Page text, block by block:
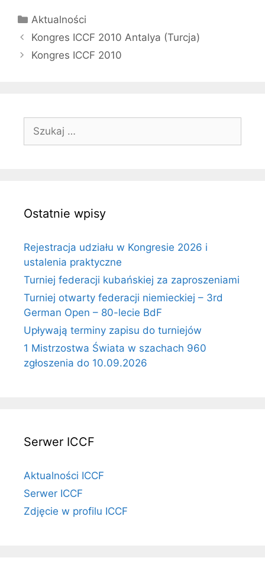
Kategorie
Aktualności
Kongres ICCF 2010 Antalya (Turcja)
Kongres ICCF 2010
Ostatnie wpisy
Rejestracja udziału w Kongresie 2026 i
ustalenia praktyczne
Turniej federacji kubańskiej za zaproszeniami
Turniej otwarty federacji niemieckiej – 3rd
German Open – 80-lecie BdF
Upływają terminy zapisu do turniejów
1 Mistrzostwa Świata w szachach 960
zgłoszenia do 10.09.2026
Serwer ICCF
Aktualności ICCF
Serwer ICCF
Zdjęcie w profilu ICCF